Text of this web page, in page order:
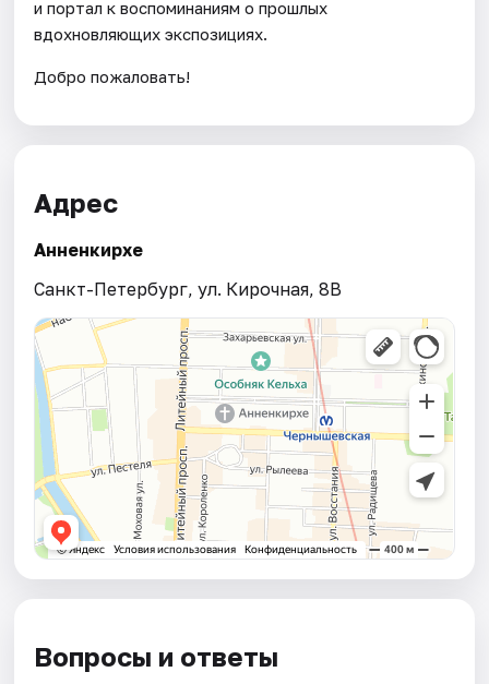
и портал к воспоминаниям о прошлых
вдохновляющих экспозициях.
Добро пожаловать!
Адрес
Анненкирхе
Санкт-Петербург, ул. Кирочная, 8B
Вопросы и ответы